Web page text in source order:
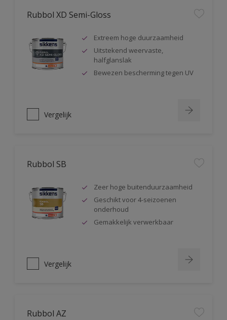
Rubbol XD Semi-Gloss
Extreem hoge duurzaamheid
Uitstekend weervaste,
halfglanslak
Bewezen bescherming tegen UV
Vergelijk
Rubbol SB
Zeer hoge buitenduurzaamheid
Geschikt voor 4-seizoenen
onderhoud
Gemakkelijk verwerkbaar
Vergelijk
Rubbol AZ